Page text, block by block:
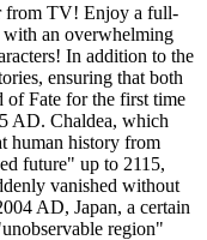
from TV! Enjoy a full-
an overwhelming
In addition to the
ensuring that both
of Fate for the first time
AD. Chaldea, which
human history from
future" up to 2115,
vanished without
AD, Japan, a certain
region"